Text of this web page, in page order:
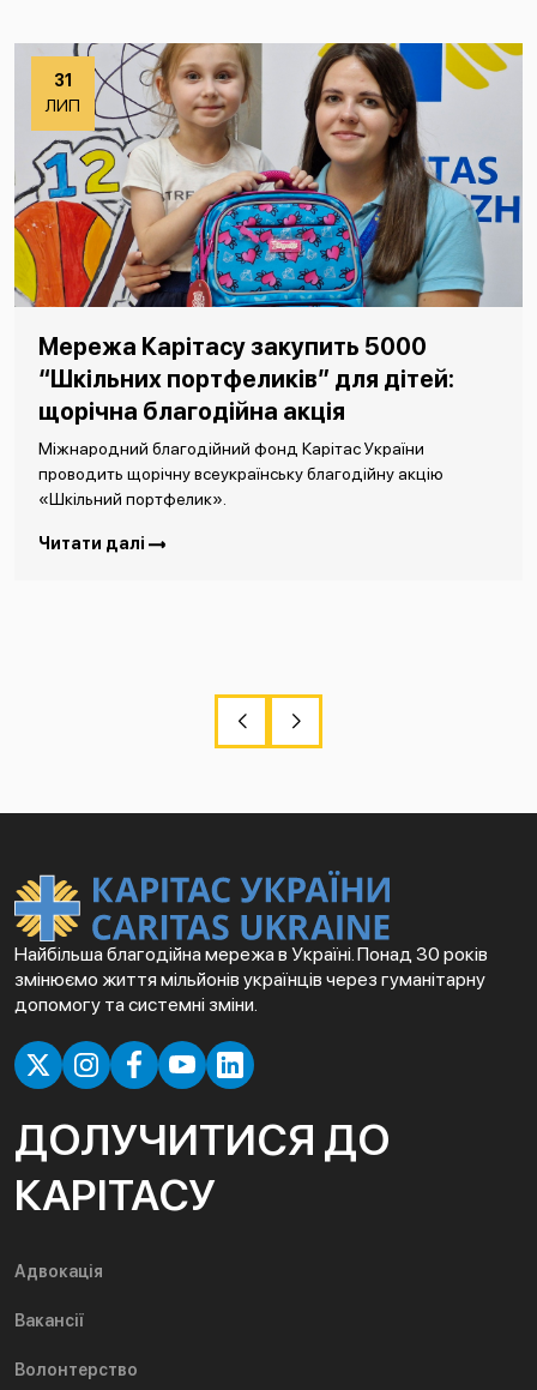
31
ЛИП
Мережа Карітасу закупить 5000
“Шкільних портфеликів” для дітей:
щорічна благодійна акція
Міжнародний благодійний фонд Карітас України
проводить щорічну всеукраїнську благодійну акцію
«Шкільний портфелик».
Читати далі
Найбільша благодійна мережа в Україні. Понад 30 років
змінюємо життя мільйонів українців через гуманітарну
допомогу та системні зміни.
ДОЛУЧИТИСЯ ДО
КАРІТАСУ
Адвокація
Вакансії
Волонтерство